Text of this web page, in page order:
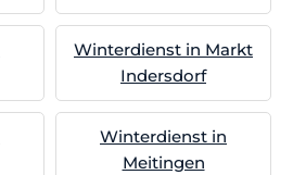
Winterdienst in Markt
Indersdorf
Winterdienst in
Meitingen